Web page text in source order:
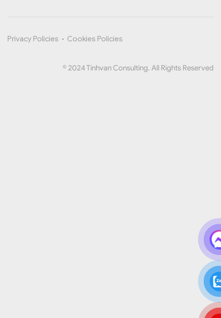
Privacy Policies • Cookies Policies
© 2024 Tinhvan Consulting. All Rights Reserved